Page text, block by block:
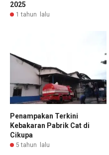
2025
1 tahun lalu
Penampakan Terkini
Kebakaran Pabrik Cat di
Cikupa
5 tahun lalu